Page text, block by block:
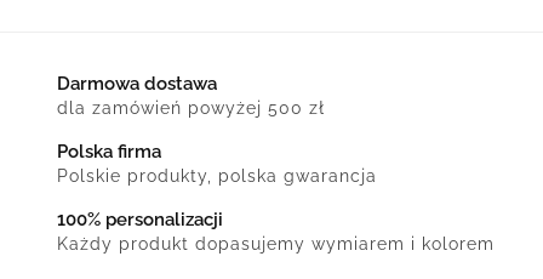
Darmowa dostawa
dla zamówień powyżej 500 zł
Polska firma
Polskie produkty, polska gwarancja
100% personalizacji
Każdy produkt dopasujemy wymiarem i kolorem